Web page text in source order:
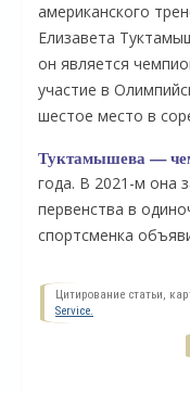
американского
Елизавета
он является
участие в
шестое место в
Туктамышева —
года. В 2021-м она
первенства в
спортсменка
Цитирование статьи,
Service.